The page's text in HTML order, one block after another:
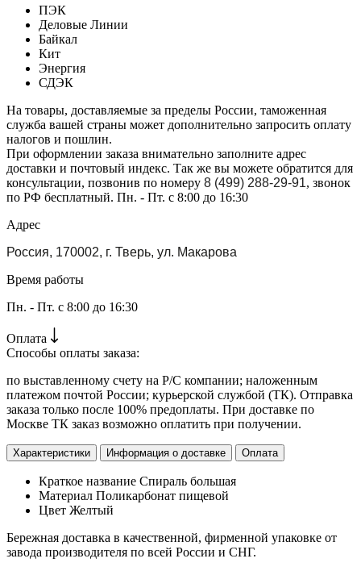
ПЭК
Деловые Линии
Байкал
Кит
Энергия
СДЭК
На товары, доставляемые за пределы России, таможенная
служба вашей страны может дополнительно запросить оплату
налогов и пошлин.
При оформлении заказа внимательно заполните адрес
доставки и почтовый индекс. Так же вы можете обратится для
консультации, позвонив по номеру 8 (499) 288-29-91, звонок
по РФ бесплатный. Пн. - Пт. с 8:00 до 16:30
Адрес
Россия, 170002, г. Тверь, ул. Макарова
Время работы
Пн. - Пт. с 8:00 до 16:30
Оплата
Способы оплаты заказа:
по выставленному счету на Р/С компании; наложенным
платежом почтой России; курьерской службой (ТК). Отправка
заказа только после 100% предоплаты. При доставке по
Москве ТК заказ возможно оплатить при получении.
Характеристики Информация о доставке Оплата
Краткое название Спираль большая
Материал Поликарбонат пищевой
Цвет Желтый
Бережная доставка в качественной, фирменной упаковке от
завода производителя по всей России и СНГ.